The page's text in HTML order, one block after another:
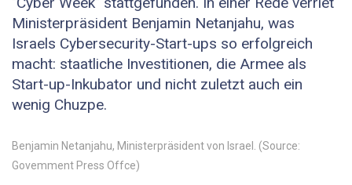
Ministerpräsident Benjamin Netanjahu, was
Israels Cybersecurity-Start-ups so erfolgreich
macht: staatliche Investitionen, die Armee als
Start-up-Inkubator und nicht zuletzt auch ein
wenig Chuzpe.
Benjamin Netanjahu, Ministerpräsident von Israel. (Source:
Govemment Press Offce)